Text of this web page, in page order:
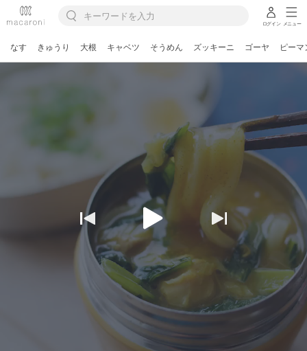
ログイン メニュー
なす きゅうり 大根 キャベツ そうめん ズッキーニ ゴーヤ ピーマ